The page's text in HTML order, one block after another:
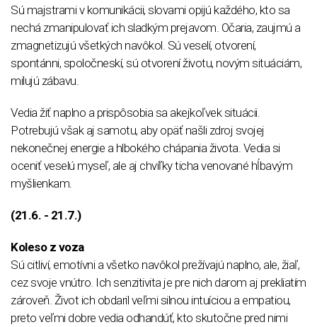
Sú majstrami v komunikácii, slovami opijú každého, kto sa
nechá zmanipulovať ich sladkým prejavom. Očaria, zaujmú a
zmagnetizujú všetkých navôkol. Sú veselí, otvorení,
spontánni, spoločneskí, sú otvorení životu, novým situáciám,
milujú zábavu.
Vedia žiť naplno a prispôsobia sa akejkoľvek situácii.
Potrebujú však aj samotu, aby opäť našli zdroj svojej
nekonečnej energie a hlbokého chápania života. Vedia si
oceniť veselú myseľ, ale aj chvíľky ticha venované hĺbavým
myšlienkam.
(21.6. - 21.7.)
Koleso z voza
Sú citliví, emotívni a všetko navôkol prežívajú naplno, ale, žiaľ,
cez svoje vnútro. Ich senzitivita je pre nich darom aj prekliatím
zároveň. Život ich obdaril veľmi silnou intuíciou a empatiou,
preto veľmi dobre vedia odhandúť, kto skutočne pred nimi